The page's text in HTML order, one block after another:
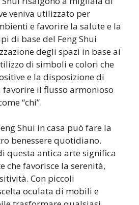
veniva utilizzato per
e favorire la salute e la
di base del Feng Shui
degli spazi in base ai
di simboli e colori che
e la disposizione di
il flusso armonioso
“chi”.
Shui in casa può fare la
benessere quotidiano.
questa antica arte significa
che favorisce la serenità,
Con piccoli
oculata di mobili e